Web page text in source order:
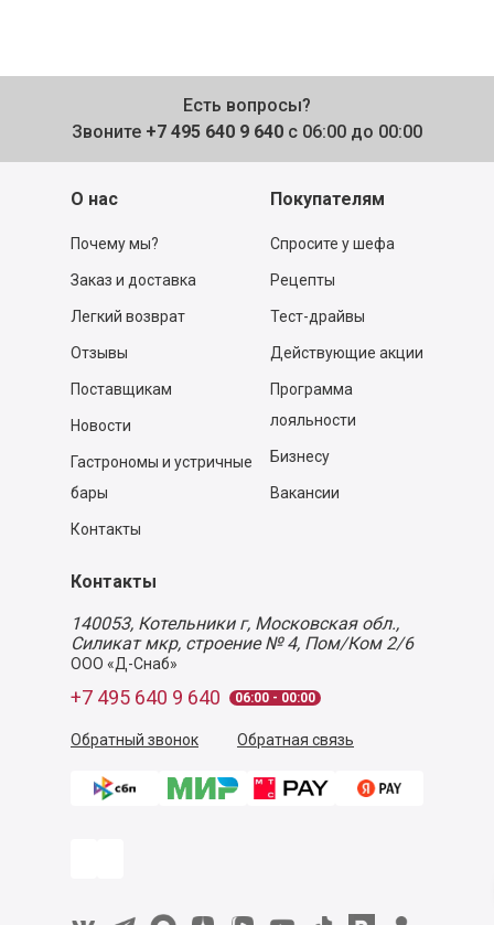
Есть вопросы?
Звоните +7 495 640 9 640 с 06:00 до 00:00
О нас
Почему мы?
Заказ и доставка
Легкий возврат
Отзывы
Поставщикам
Новости
Гастрономы и устричные
бары
Контакты
Покупателям
Спросите у шефа
Рецепты
Тест-драйвы
Действующие акции
Программа
лояльности
Бизнесу
Вакансии
Контакты
140053, Котельники г, Московская обл.,
Силикат мкр, строение № 4, Пом/Ком 2/6
ООО «Д-Снаб»
+7 495 640 9 640 06:00 - 00:00
Обратный звонок Обратная связь